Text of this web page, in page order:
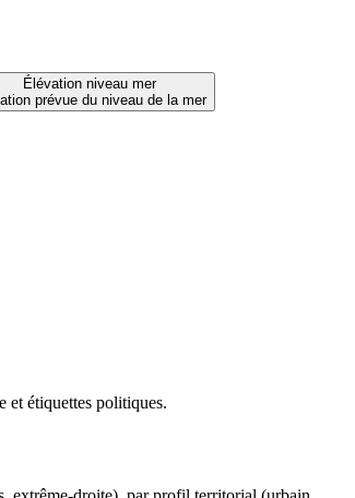
Élévation niveau mer
prévue du niveau de la mer
et étiquettes politiques.